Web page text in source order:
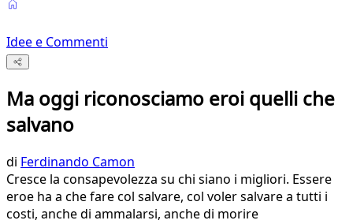
Idee e Commenti
Ma oggi riconosciamo eroi quelli che
salvano
di Ferdinando Camon
Cresce la consapevolezza su chi siano i migliori. Essere
eroe ha a che fare col salvare, col voler salvare a tutti i
costi, anche di ammalarsi, anche di morire